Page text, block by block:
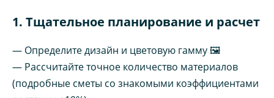
1. Тщательное планирование и расчет
— Определите дизайн и цветовую гамму 🖼️
— Рассчитайте точное количество материалов
(подробные сметы со знакомыми коэффициентами